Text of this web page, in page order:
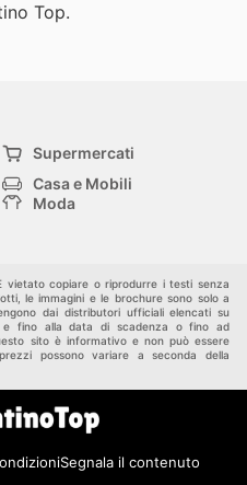
Top.
Supermercati
Casa e Mobili
Moda
copiare o riprodurre i testi senza
le immagini e le brochure sono solo a
dai distributori ufficiali elencati su
fino alla data di scadenza o fino ad
sito è informativo e non può essere
possono variare a seconda della
Segnala il contenuto